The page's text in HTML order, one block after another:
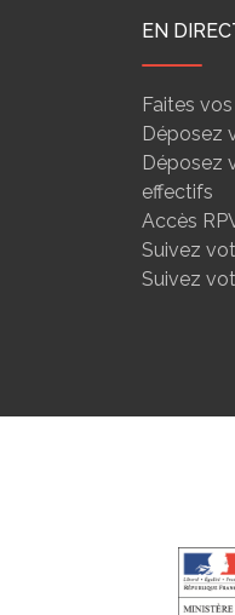
EN
Faites
Déposez
Déposez
effectifs
Accès
Suivez
Suivez